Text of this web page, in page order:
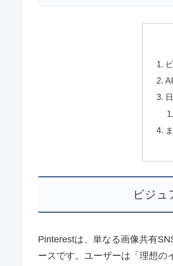
ビジュ
Pinterestは、単なる画像共有
ースです。ユーザーは「理想の